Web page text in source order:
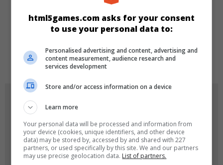
DILLER
de tr en
html5games.com asks for your consent
to use your personal data to:
Personalised advertising and content, advertising and
content measurement, audience research and
services development
Store and/or access information on a device
Learn more
Your personal data will be processed and information from
your device (cookies, unique identifiers, and other device
data) may be stored by, accessed by and shared with 227
partners, or used specifically by this site. We and our partners
may use precise geolocation data. List of partners.